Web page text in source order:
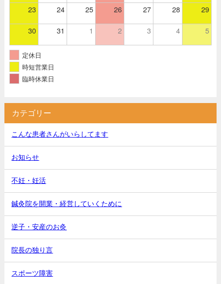
23 24 25 26 27 28 29
30 31 1 2 3 4 5
定休日
時短営業日
臨時休業日
カテゴリー
こんな患者さんがいらしてます
お知らせ
不妊・妊活
鍼灸院を開業・経営していくために
逆子・安産のお灸
院長の独り言
スポーツ障害